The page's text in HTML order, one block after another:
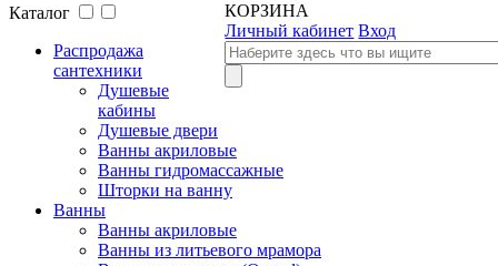
КОРЗИНА
Личный кабинет Вход
Каталог
Распродажа
сантехники
Душевые
кабины
Душевые двери
Ванны акриловые
Ванны гидромассажные
Шторки на ванну
Ванны
Ванны акриловые
Ванны из литьевого мрамора